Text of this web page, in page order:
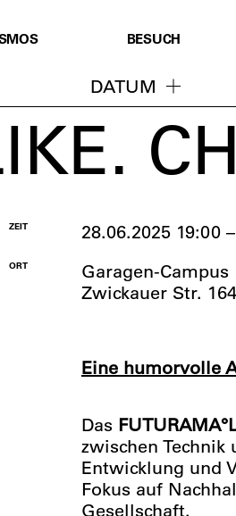
BESUCH
DATUM
ZEIT 28.06.2025 19:00
ORT
Garagen-Campus
Zwickauer Str.
Eine humorvolle
Das
zwischen
Entwicklung und
Fokus auf
Gesellschaft.